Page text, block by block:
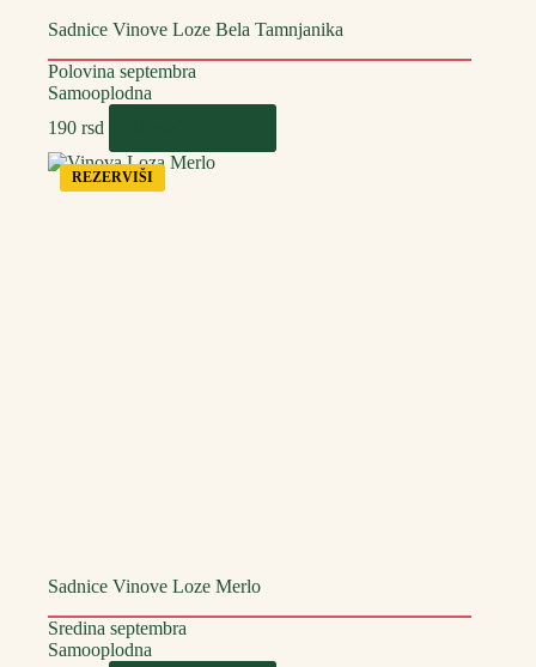
Sadnice Vinove Loze Bela Tamnjanika
Polovina septembra
Samooplodna
190 rsd
REZERVIŠI
Sadnice Vinove Loze Merlo
Sredina septembra
Samooplodna